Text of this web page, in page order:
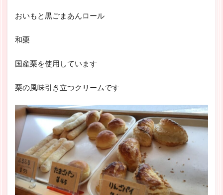
おいもと黒ごまあんロール
和栗
国産栗を使用しています
栗の風味引き立つクリームです